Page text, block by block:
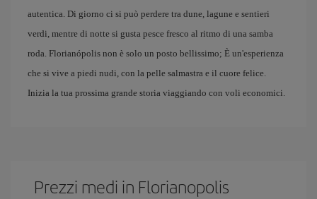
autentica. Di giorno ci si può perdere tra dune, lagune e sentieri
verdi, mentre di notte si gusta pesce fresco al ritmo di una samba
roda. Florianópolis non è solo un posto bellissimo; È un'esperienza
che si vive a piedi nudi, con la pelle salmastra e il cuore felice.
Inizia la tua prossima grande storia viaggiando con voli economici.
Prezzi medi in Florianopolis